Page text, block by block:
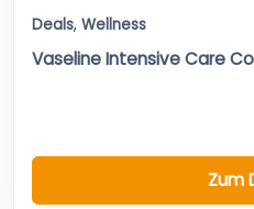
Deals, Wellness
Vaseline Intensive Care
Zum